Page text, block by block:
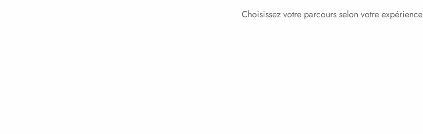
Choisissez votre parcours selon votre expérience